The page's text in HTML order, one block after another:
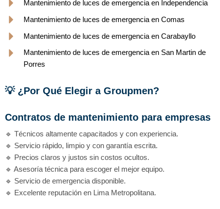
Mantenimiento de luces de emergencia en Independencia
Mantenimiento de luces de emergencia en Comas
Mantenimiento de luces de emergencia en Carabayllo
Mantenimiento de luces de emergencia en San Martin de
Porres
💡 ¿Por Qué Elegir a Groupmen?
Contratos de mantenimiento para empresas
🔹 Técnicos altamente capacitados y con experiencia.
🔹 Servicio rápido, limpio y con garantía escrita.
🔹 Precios claros y justos sin costos ocultos.
🔹 Asesoría técnica para escoger el mejor equipo.
🔹 Servicio de emergencia disponible.
🔹 Excelente reputación en Lima Metropolitana.